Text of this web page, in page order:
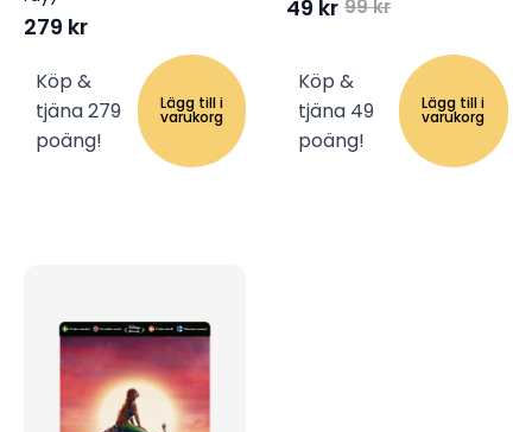
279 kr
Köp &
tjäna 279
poäng!
Lägg till i
varukorg
99kr
Det
priset
var:
99 kr.
49 kr
Det
priset
är:
49 kr.
Köp &
tjäna 49
poäng!
Lägg till i
varukorg